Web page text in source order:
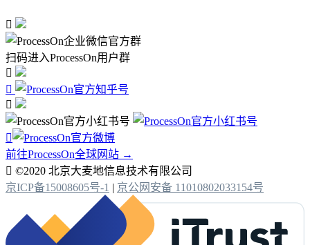

扫码进入ProcessOn用户群




前往ProcessOn全球网站 →
 ©2020 北京大麦地信息技术有限公司
京ICP备15008605号-1 | 京公网安备 11010802033154号